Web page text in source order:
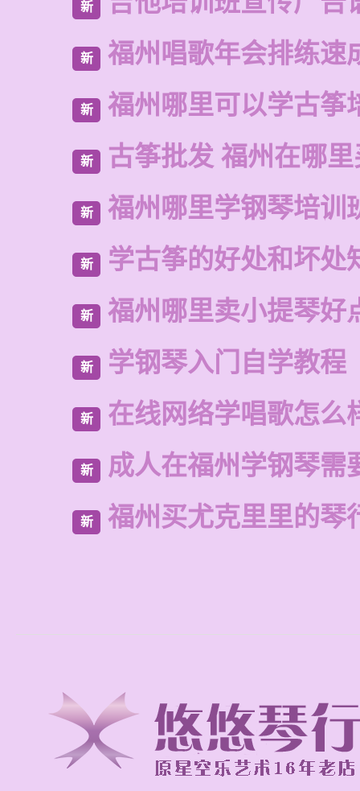
新
新 福州唱歌年会排练速
新 福州哪里可以学古筝
新 古筝批发 福州在哪
新 福州哪里学钢琴培训
新 学古筝的好处和坏处
新 福州哪里卖小提琴好
新 学钢琴入门自学教程
新 在线网络学唱歌怎么
新 成人在福州学钢琴需
新 福州买尤克里里的琴